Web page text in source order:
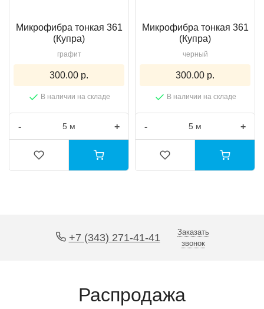
Микрофибра тонкая 361
(Купра)
графит
300.00 р.
В наличии на складе
- +
Микрофибра тонкая 361
(Купра)
черный
300.00 р.
В наличии на складе
- +
+7 (343) 271-41-41
Заказать
звонок
Распродажа